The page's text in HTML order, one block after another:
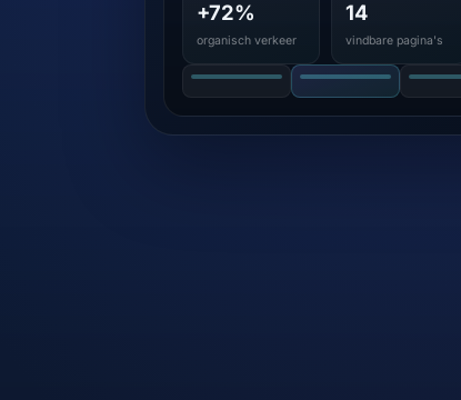
+72%
organisch verkeer
14
vindbare pagina's